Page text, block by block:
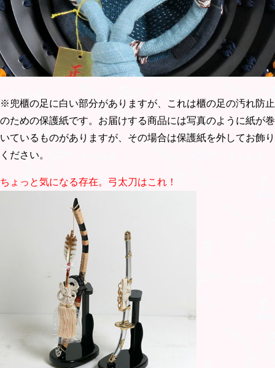
※兜櫃の足に白い部分がありますが、これは櫃の足の汚れ防止
のための保護紙です。お届けする商品には写真のように紙が巻
いているものがありますが、その場合は保護紙を外してお飾り
ください。
ちょっと気になる存在。弓太刀はこれ！